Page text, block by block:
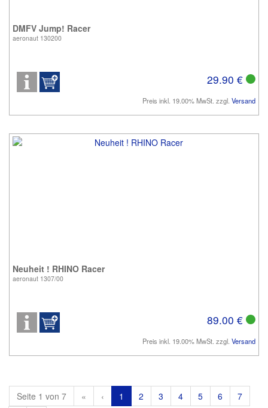
DMFV Jump! Racer
aeronaut 130200
29.90 €
Preis inkl. 19.00% MwSt. zzgl. Versand
Neuheit ! RHINO Racer
aeronaut 1307/00
89.00 €
Preis inkl. 19.00% MwSt. zzgl. Versand
Seite 1 von 7 « ‹ 1 2 3 4 5 6
7